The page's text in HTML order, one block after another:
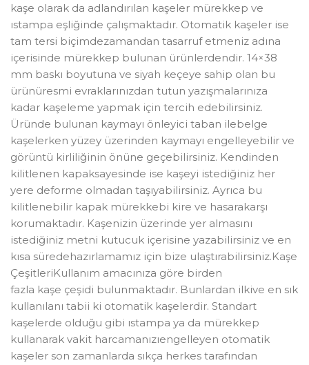
kaşe olarak da adlandırılan kaşeler mürekkep ve
ıstampa eşliğinde çalışmaktadır. Otomatik kaşeler ise
tam tersi biçimdezamandan tasarruf etmeniz adına
içerisinde mürekkep bulunan ürünlerdendir. 14×38
mm baskı boyutuna ve siyah keçeye sahip olan bu
ürünüresmi evraklarınızdan tutun yazışmalarınıza
kadar kaşeleme yapmak için tercih edebilirsiniz.
Üründe bulunan kaymayı önleyici taban ilebelge
kaşelerken yüzey üzerinden kaymayı engelleyebilir ve
görüntü kirliliğinin önüne geçebilirsiniz. Kendinden
kilitlenen kapaksayesinde ise kaşeyi istediğiniz her
yere deforme olmadan taşıyabilirsiniz. Ayrıca bu
kilitlenebilir kapak mürekkebi kire ve hasarakarşı
korumaktadır. Kaşenizin üzerinde yer almasını
istediğiniz metni kutucuk içerisine yazabilirsiniz ve en
kısa süredehazırlamamız için bize ulaştırabilirsiniz.Kaşe
ÇeşitleriKullanım amacınıza göre birden
fazla kaşe çeşidi bulunmaktadır. Bunlardan ilkive en sık
kullanılanı tabii ki otomatik kaşelerdir. Standart
kaşelerde olduğu gibi ıstampa ya da mürekkep
kullanarak vakit harcamanızıengelleyen otomatik
kaşeler son zamanlarda sıkça herkes tarafından